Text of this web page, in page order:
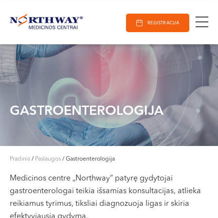
Darbo laikas
Vilnius
S. Žukausko g. 19
Darbo laikas:
I-V 07:30 - 20:30
VI 09:00 - 15:00
Kaunas
Miško g. 25A
I-V 08:00 - 20:00
VI 09:00 - 15:00
Paieška REGISTRACIJA
E-Registracija
KAUNE
KLAIPĖDOJE
GASTROENTEROLOGIJA
Pradinis / Paslaugos / Gastroenterologija
Medicinos centre „Northway“ patyrę gydytojai
gastroenterologai teikia išsamias konsultacijas, atlieka
reikiamus tyrimus, tiksliai diagnozuoja ligas ir skiria